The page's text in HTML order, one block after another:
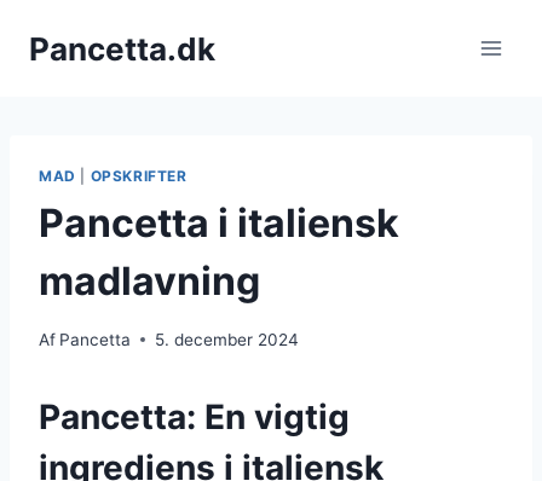
Pancetta.dk
MAD OPSKRIFTER
Pancetta i italiensk
madlavning
Af Pancetta 5. december 2024
Pancetta: En vigtig
ingrediens i italiensk